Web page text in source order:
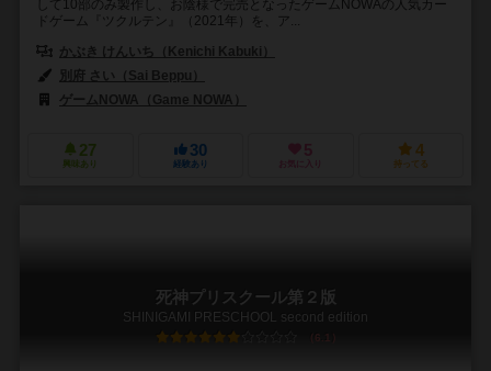
して10部のみ製作し、お陰様で完売となったゲームNOWAの人気カー
ドゲーム『ツクルテン』（2021年）を、ア...
かぶき けんいち（Kenichi Kabuki）
別府 さい（Sai Beppu）
ゲームNOWA（Game NOWA）
27
興味あり
30
経験あり
5
お気に入り
4
持ってる
死神プリスクール第２版
SHINIGAMI PRESCHOOL second edition
6.1